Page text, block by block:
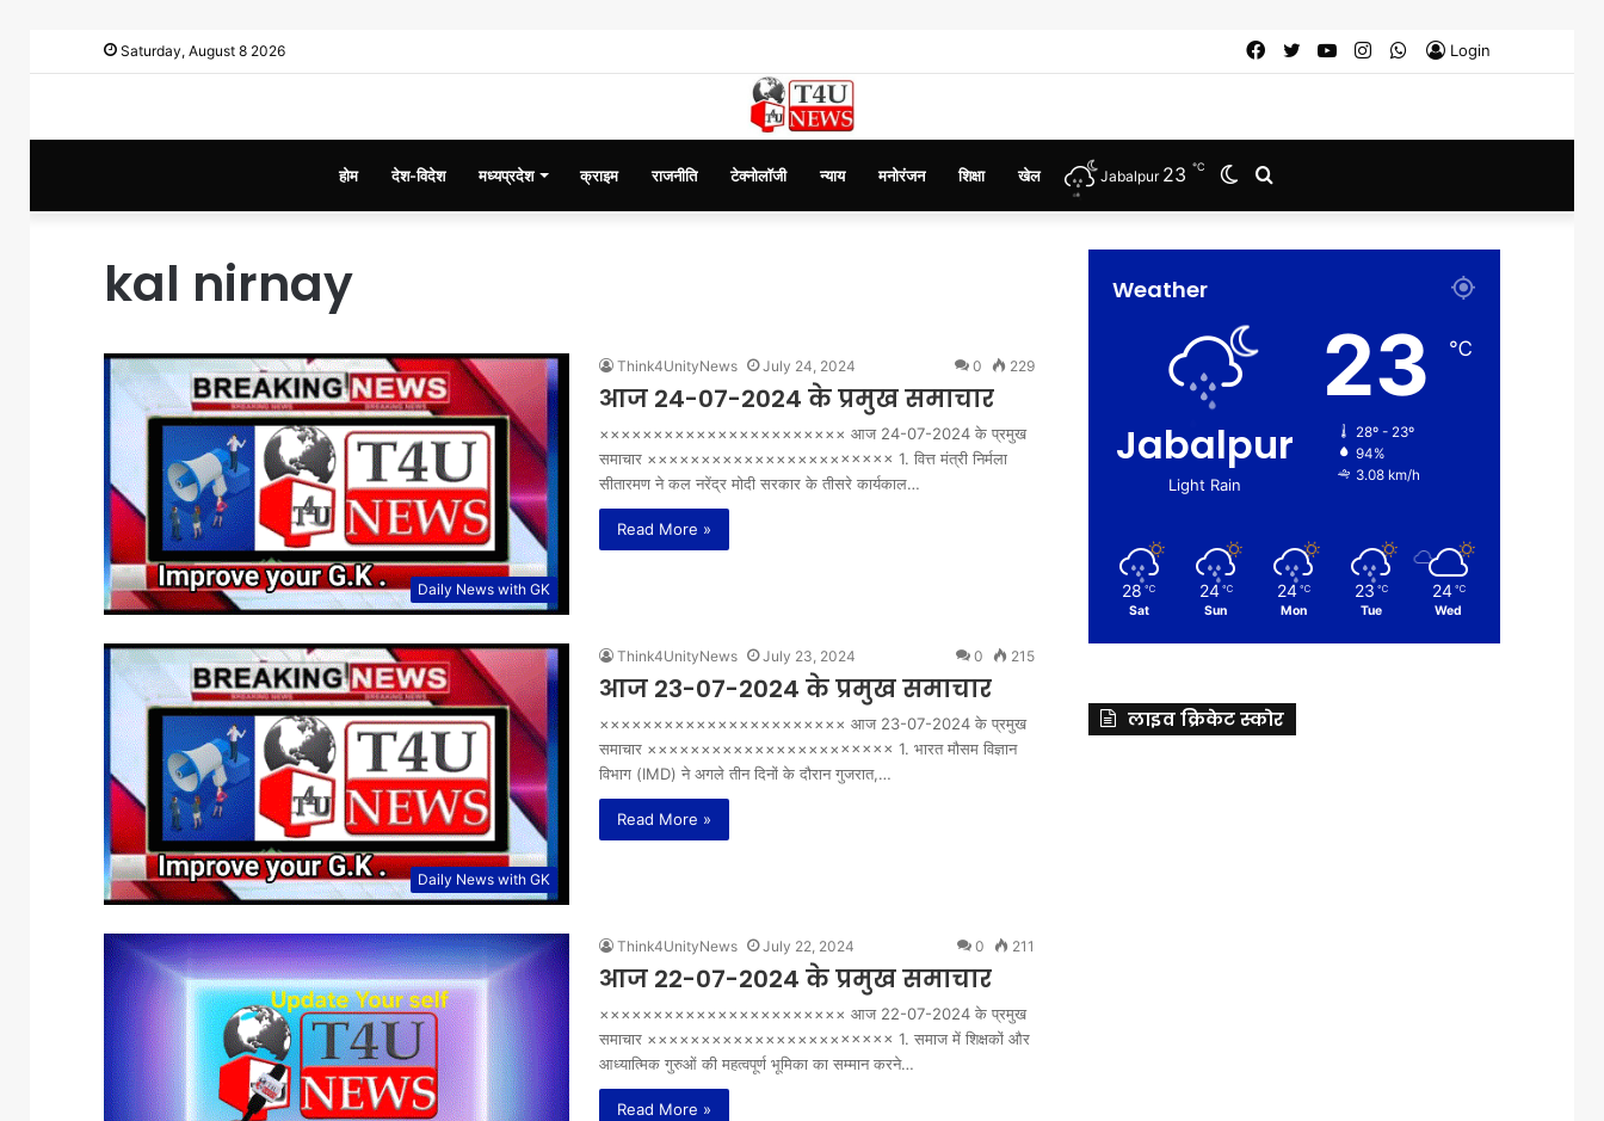
Saturday, August 8 2026 Login
WhatsApp
Instagram
YouTube
Twitter
Facebook
होम देश-विदेश मध्यप्रदेश क्राइम राजनीति टेक्नोलॉजी न्याय मनोरंजन शिक्षा खेल
for
Switch
skin
Jabalpur 23 ℃
kal nirnay
Daily News with GK
Think4UnityNews July 24, 2024 0 229
आज 24-07-2024 के प्रमुख समाचार
××××××××××××××××××××××× आज 24-07-2024 के प्रमुख
समाचार ××××××××××××××××××××××× 1. वित्त मंत्री निर्मला
सीतारमण ने कल नरेंद्र मोदी सरकार के तीसरे कार्यकाल…
Read More »
Daily News with GK
Think4UnityNews July 23, 2024 0 215
आज 23-07-2024 के प्रमुख समाचार
××××××××××××××××××××××× आज 23-07-2024 के प्रमुख
समाचार ××××××××××××××××××××××× 1. भारत मौसम विज्ञान
विभाग (IMD) ने अगले तीन दिनों के दौरान गुजरात,…
Read More »
Think4UnityNews July 22, 2024 0 211
आज 22-07-2024 के प्रमुख समाचार
××××××××××××××××××××××× आज 22-07-2024 के प्रमुख
समाचार ××××××××××××××××××××××× 1. समाज में शिक्षकों और
आध्यात्मिक गुरुओं की महत्वपूर्ण भूमिका का सम्मान करने…
Read More »
Weather
Jabalpur
Light Rain
23 ℃
28º - 23º
94%
3.08 km/h
28 ℃
Sat
24 ℃
Sun
24 ℃
Mon
23 ℃
Tue
24 ℃
Wed
लाइव क्रिकेट स्कोर